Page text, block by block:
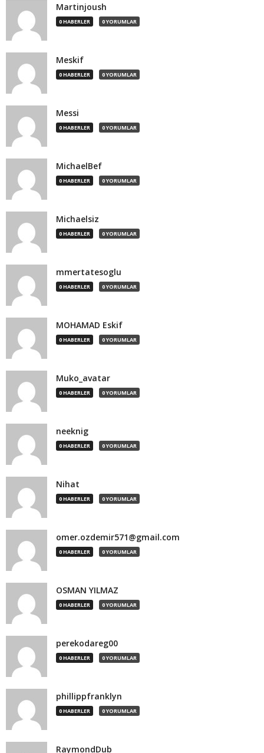
Martinjoush
0 HABERLER 0 YORUMLAR
Meskif
0 HABERLER 0 YORUMLAR
Messi
0 HABERLER 0 YORUMLAR
MichaelBef
0 HABERLER 0 YORUMLAR
Michaelsiz
0 HABERLER 0 YORUMLAR
mmertatesoglu
0 HABERLER 0 YORUMLAR
MOHAMAD Eskif
0 HABERLER 0 YORUMLAR
Muko_avatar
0 HABERLER 0 YORUMLAR
neeknig
0 HABERLER 0 YORUMLAR
Nihat
0 HABERLER 0 YORUMLAR
omer.ozdemir571@gmail.com
0 HABERLER 0 YORUMLAR
OSMAN YILMAZ
0 HABERLER 0 YORUMLAR
perekodareg00
0 HABERLER 0 YORUMLAR
phillippfranklyn
0 HABERLER 0 YORUMLAR
RaymondDub